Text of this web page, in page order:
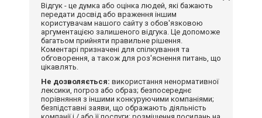
Відгук - це думка або оцінка людей, які бажають
передати досвід або враження іншим
користувачам нашого сайту з обов'язковою
аргументацією залишеного відгука. Це допоможе
багатьом прийняти правильне рішення.
Коментарі призначені для спілкування та
обговорення, а також для роз'яснення питань, що
цікавлять.
Не дозволяється: використання ненормативної
лексики, погроз або образ; безпосереднє
порівняння з іншими конкуруючими компаніями;
безпідставні заяви, що ображають діяльність